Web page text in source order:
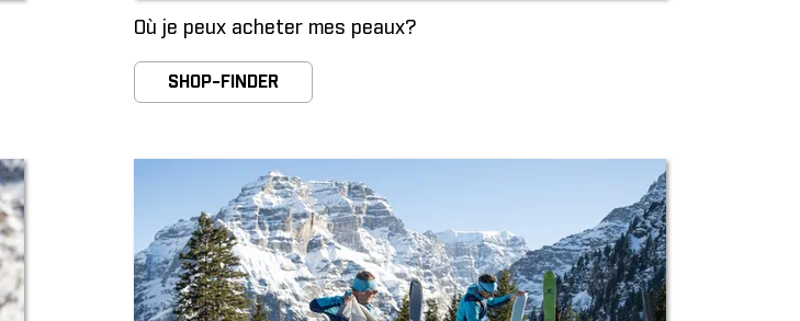
Où je peux acheter mes peaux?
SHOP-FINDER